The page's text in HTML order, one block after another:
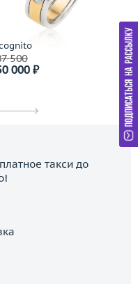
500
000 ₽
такси до